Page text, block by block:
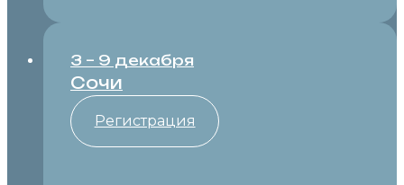
3 – 9 декабря
Сочи
Регистрация